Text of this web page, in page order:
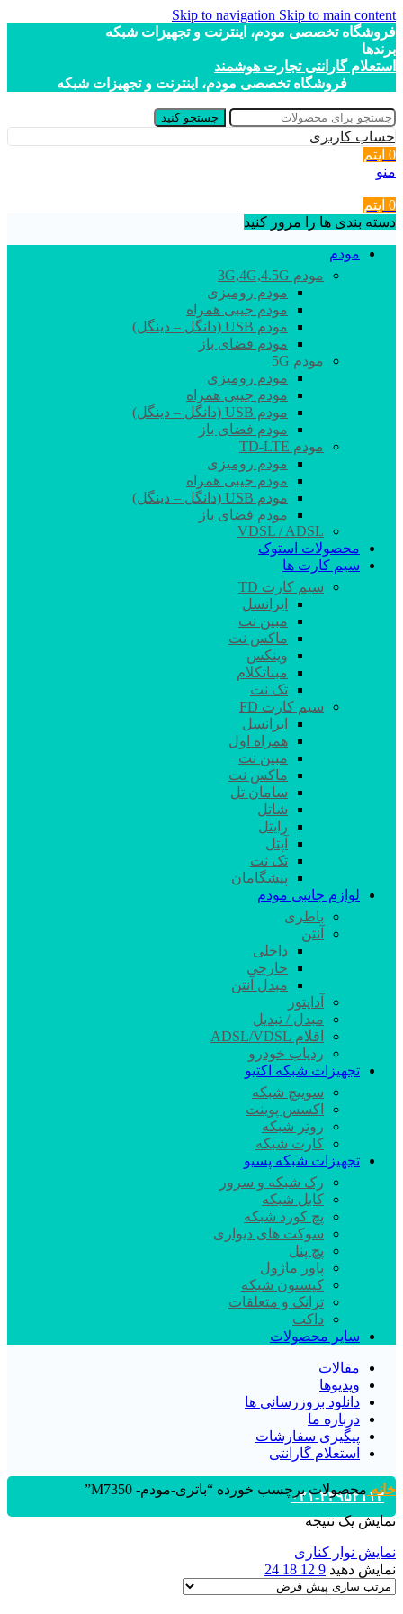
Skip to navigation Skip to main content
فروشگاه تخصصی مودم، اینترنت و تجهیزات شبکه
برندها
استعلام گارانتی تجارت هوشمند
فروشگاه تخصصی مودم، اینترنت و تجهیزات شبکه
جستجو کنید
حساب کاربری
0 آیتم
منو
0 آیتم
دسته بندی ها را مرور کنید
مودم
مودم 3G,4G,4.5G
مودم رومیزی
مودم جیبی همراه
مودم USB (دانگل – دینگل)
مودم فضای باز
مودم 5G
مودم رومیزی
مودم جیبی همراه
مودم USB (دانگل – دینگل)
مودم فضای باز
مودم TD-LTE
مودم رومیزی
مودم جیبی همراه
مودم USB (دانگل – دینگل)
مودم فضای باز
VDSL / ADSL
محصولات استوک
سیم کارت ها
سیم کارت TD
ایرانسل
مبین نت
ماکس نت
وینکس
مبناتکلام
تک نت
سیم کارت FD
ایرانسل
همراه اول
مبین نت
ماکس نت
سامان تل
شاتل
رایتل
آپتل
تک نت
پیشگامان
لوازم جانبی مودم
باطری
آنتن
داخلی
خارجی
مبدل آنتن
آداپتور
مبدل / تبدیل
اقلام ADSL/VDSL
ردیاب خودرو
تجهیزات شبکه اکتیو
سوییچ شبکه
اکسس پوینت
روتر شبکه
کارت شبکه
تجهیزات شبکه پسیو
رک شبکه و سرور
کابل شبکه
پچ کورد شبکه
سوکت های دیواری
پچ پنل
پاور ماژول
کیستون شبکه
ترانک و متعلقات
داکت
سایر محصولات
مقالات
ویدیوها
دانلود بروزرسانی ها
درباره ما
پیگیری سفارشات
استعلام گارانتی
۰۲۱-۴۴۹۵۲۱۱۳خانه محصولات برچسب خورده “باتری-مودم- M7350”
نمایش یک نتیجه
نمایش نوار کناری
نمایش دهید 9
12
18
24